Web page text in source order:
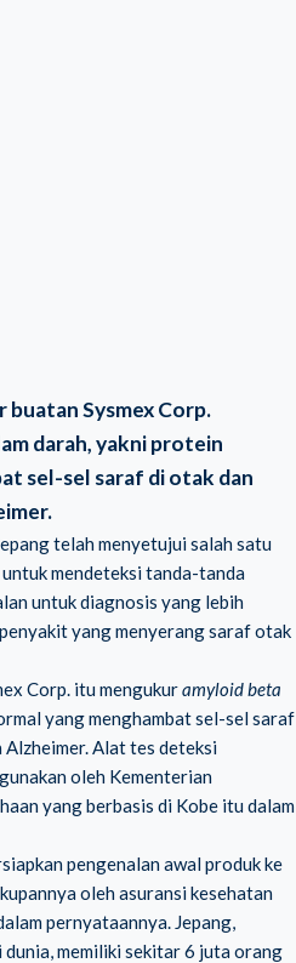
Sysmex Corp.
darah, yakni protein
sel-sel saraf di otak dan
telah menyetujui salah satu
mendeteksi tanda-tanda
untuk diagnosis yang lebih
yang menyerang saraf otak
Corp. itu mengukuramyloid beta
yang menghambat sel-sel saraf
Alzheimer. Alat tes deteksi
oleh Kementerian
yang berbasis di Kobe itu dalam
pengenalan awal produk ke
oleh asuransi kesehatan
pernyataannya. Jepang,
memiliki sekitar 6 juta orang